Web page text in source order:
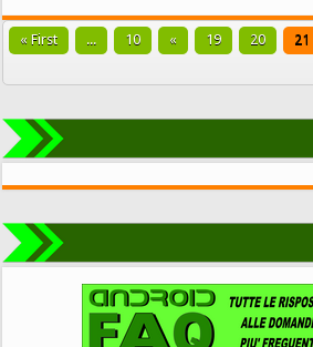
« First ... 10 « 19 20 21